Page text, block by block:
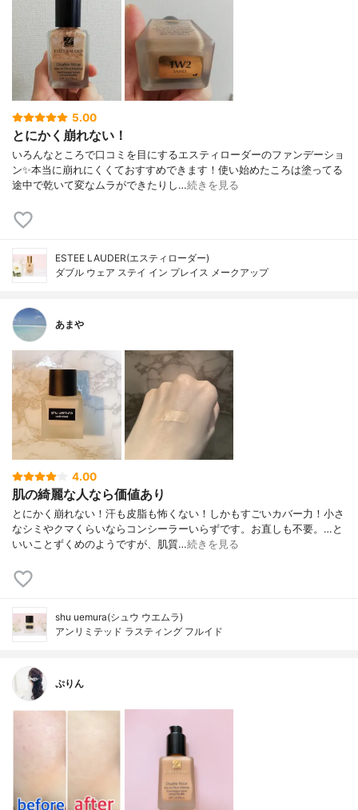
5.00
とにかく崩れない！
いろんなところで口コミを目にするエスティローダーのファンデーショ
ン✨本当に崩れにくくておすすめできます！使い始めたころは塗ってる
途中で乾いて変なムラができたりし…続きを見る
ESTEE LAUDER(エスティローダー)
ダブル ウェア ステイ イン プレイス メークアップ
あまや
4.00
肌の綺麗な人なら価値あり
とにかく崩れない！汗も皮脂も怖くない！しかもすごいカバー力！小さ
なシミやクマくらいならコンシーラーいらずです。お直しも不要。…と
いいことずくめのようですが、肌質…続きを見る
shu uemura(シュウ ウエムラ)
アンリミテッド ラスティング フルイド
ぷりん